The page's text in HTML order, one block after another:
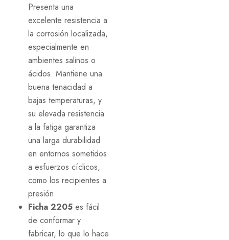
Presenta una
excelente resistencia a
la corrosión localizada,
especialmente en
ambientes salinos o
ácidos. Mantiene una
buena tenacidad a
bajas temperaturas, y
su elevada resistencia
a la fatiga garantiza
una larga durabilidad
en entornos sometidos
a esfuerzos cíclicos,
como los recipientes a
presión.
Ficha 2205 es fácil
de conformar y
fabricar, lo que lo hace